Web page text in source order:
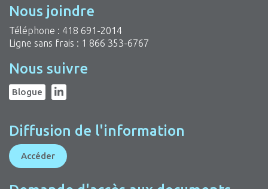
Nous joindre
Téléphone : 418 691-2014
Ligne sans frais : 1 866 353-6767
Nous suivre
Blogue
Diffusion de l'information
Accéder